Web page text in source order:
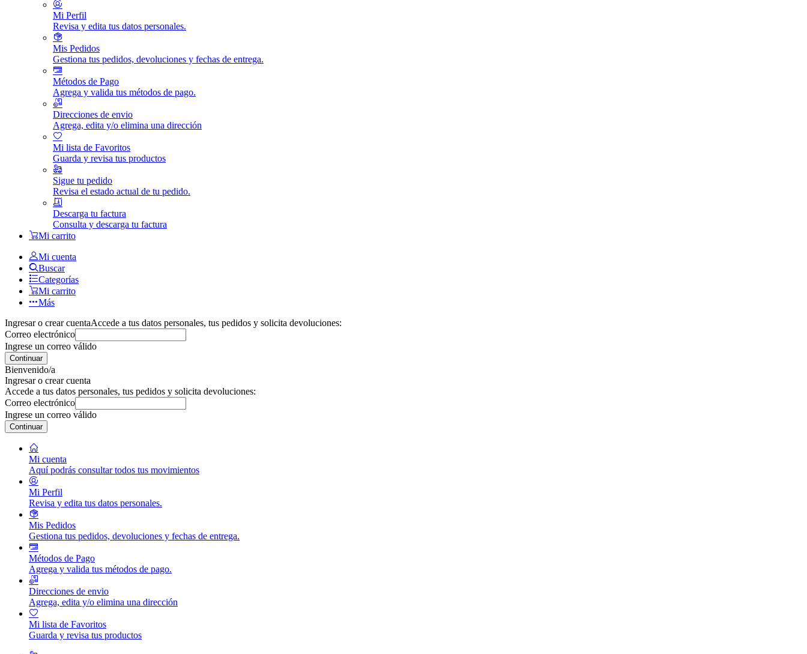
Mi Perfil
Revisa y edita tus datos personales.
Mis Pedidos
Gestiona tus pedidos, devoluciones y fechas de entrega.
Métodos de Pago
Agrega y valida tus métodos de pago.
Direcciones de envio
Agrega, edita y/o elimina una dirección
Mi lista de Favoritos
Guarda y revisa tus productos
Sigue tu pedido
Revisa el estado actual de tu pedido.
Descarga tu factura
Consulta y descarga tu factura
Mi carrito
Mi cuenta
Buscar
Categorías
Mi carrito
Más
Ingresar o crear cuentaAccede a tus datos personales, tus pedidos y solicita devoluciones:
Correo electrónico
Ingrese un correo válido
Continuar
Bienvenido/a
Ingresar o crear cuenta
Accede a tus datos personales, tus pedidos y solicita devoluciones:
Correo electrónico
Ingrese un correo válido
Continuar
Mi cuenta
Aquí podrás consultar todos tus movimientos
Mi Perfil
Revisa y edita tus datos personales.
Mis Pedidos
Gestiona tus pedidos, devoluciones y fechas de entrega.
Métodos de Pago
Agrega y valida tus métodos de pago.
Direcciones de envio
Agrega, edita y/o elimina una dirección
Mi lista de Favoritos
Guarda y revisa tus productos